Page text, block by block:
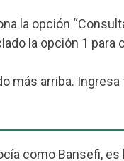
la opción
la opción 1 para
más arriba. Ingresa
como Bansefi, es